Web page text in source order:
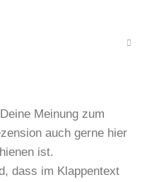
Meinung zum
auch gerne hier
ist.
dass im Klappentext